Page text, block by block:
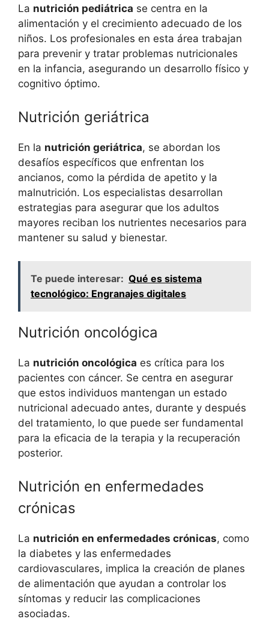
La nutrición pediátrica se centra en la
alimentación y el crecimiento adecuado de los
niños. Los profesionales en esta área trabajan
para prevenir y tratar problemas nutricionales
en la infancia, asegurando un desarrollo físico y
cognitivo óptimo.
Nutrición geriátrica
En la nutrición geriátrica, se abordan los
desafíos específicos que enfrentan los
ancianos, como la pérdida de apetito y la
malnutrición. Los especialistas desarrollan
estrategias para asegurar que los adultos
mayores reciban los nutrientes necesarios para
mantener su salud y bienestar.
Te puede interesar: Qué es sistema
tecnológico: Engranajes digitales
Nutrición oncológica
La nutrición oncológica es crítica para los
pacientes con cáncer. Se centra en asegurar
que estos individuos mantengan un estado
nutricional adecuado antes, durante y después
del tratamiento, lo que puede ser fundamental
para la eficacia de la terapia y la recuperación
posterior.
Nutrición en enfermedades
crónicas
La nutrición en enfermedades crónicas, como
la diabetes y las enfermedades
cardiovasculares, implica la creación de planes
de alimentación que ayudan a controlar los
síntomas y reducir las complicaciones
asociadas.